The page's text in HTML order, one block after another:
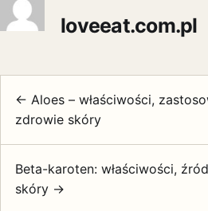
loveeat.com.pl
← Aloes – właściwości,
zdrowie skóry
Beta-karoten: właściwości,
skóry →